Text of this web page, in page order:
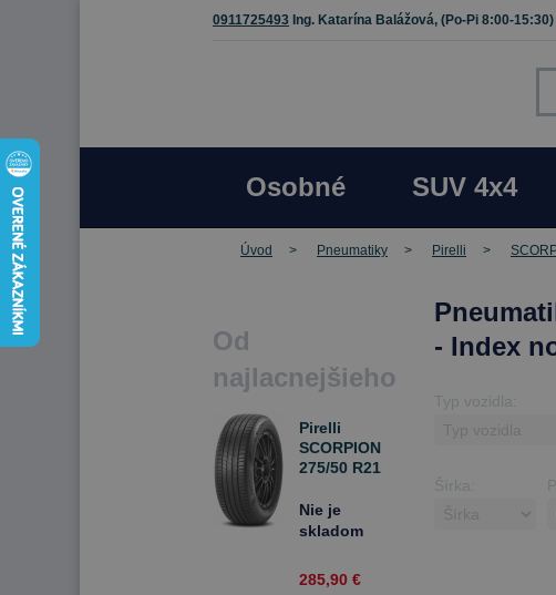
0911725493 Ing. Katarína Balážová, (Po-Pi 8:00-15:30)
Osobné SUV 4x4
Úvod Pneumatiky Pirelli
Od
najlacnejšieho
Pirelli
SCORPION
275/50 R21
Nie je
skladom
285,90 €
- Index
Typ vozidla:
Šírka: